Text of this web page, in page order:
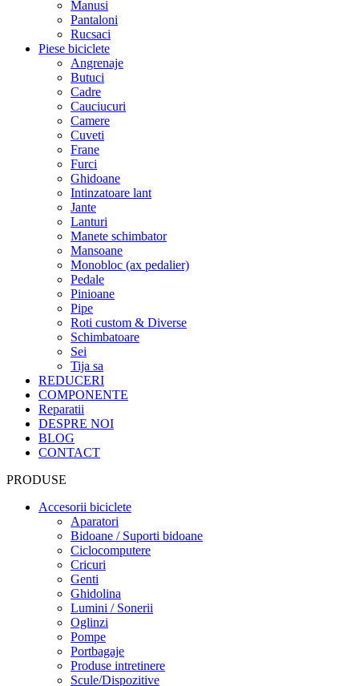
Manusi
Pantaloni
Rucsaci
Piese biciclete
Angrenaje
Butuci
Cadre
Cauciucuri
Camere
Cuveti
Frane
Furci
Ghidoane
Intinzatoare lant
Jante
Lanturi
Manete schimbator
Mansoane
Monobloc (ax pedalier)
Pedale
Pinioane
Pipe
Roti custom & Diverse
Schimbatoare
Sei
Tija sa
REDUCERI
COMPONENTE
Reparatii
DESPRE NOI
BLOG
CONTACT
PRODUSE
Accesorii biciclete
Aparatori
Bidoane / Suporti bidoane
Ciclocomputere
Cricuri
Genti
Ghidolina
Lumini / Sonerii
Oglinzi
Pompe
Portbagaje
Produse intretinere
Scule/Dispozitive